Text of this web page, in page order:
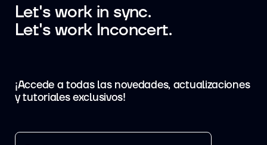
Let's work in sync.
Let's work Inconcert.
¡Accede a todas las novedades, actualizaciones
y tutoriales exclusivos!